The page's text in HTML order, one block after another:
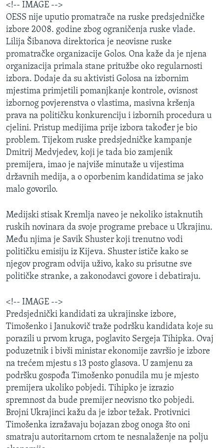
<!-- IMAGE -->
OESS nije uputio promatrače na ruske predsjedničke
izbore 2008. godine zbog ograničenja ruske vlade.
Lilija Šibanova direktorica je neovisne ruske
promatračke organizacije Golos. Ona kaže da je njena
organizacija primala stane pritužbe oko regularnosti
izbora. Dodaje da su aktivisti Golosa na izbornim
mjestima primjetili pomanjkanje kontrole, ovisnost
izbornog povjerenstva o vlastima, masivna kršenja
prava na političku konkurenciju i izbornih procedura u
cjelini. Pristup medijima prije izbora također je bio
problem. Tijekom ruske predsjedničke kampanje
Dmitrij Medvjedev, koji je tada bio zamjenik
premijera, imao je najviše minutaže u vijestima
državnih medija, a o oporbenim kandidatima se jako
malo govorilo.
Medijski stisak Kremlja naveo je nekoliko istaknutih
ruskih novinara da svoje programe prebace u Ukrajinu.
Među njima je Savik Shuster koji trenutno vodi
političku emisiju iz Kijeva. Shuster ističe kako se
njegov program odvija uživo, kako su prisutne sve
političke stranke, a zakonodavci govore i debatiraju.
<!-- IMAGE -->
Predsjednički kandidati za ukrajinske izbore,
Timošenko i Janukovič traže podršku kandidata koje su
porazili u prvom kruga, poglavito Sergeja Tihipka. Ovaj
poduzetnik i bivši ministar ekonomije završio je izbore
na trećem mjestu s 13 posto glasova. U zamjenu za
podršku gospođa Timošenko ponudila mu je mjesto
premijera ukoliko pobjedi. Tihipko je izrazio
spremnost da bude premijer neovisno tko pobjedi.
Brojni Ukrajinci kažu da je izbor težak. Protivnici
Timošenka izražavaju bojazan zbog onoga što oni
smatraju autoritarnom crtom te nesnalaženje na polju